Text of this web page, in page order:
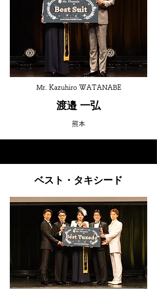
Mr. Kazuhiro WATANABE
渡邉 一弘
熊本
ベスト・タキシード